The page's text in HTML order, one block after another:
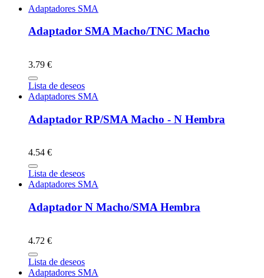
Adaptadores SMA
Adaptador SMA Macho/TNC Macho
3.79 €
Lista de deseos
Adaptadores SMA
Adaptador RP/SMA Macho - N Hembra
4.54 €
Lista de deseos
Adaptadores SMA
Adaptador N Macho/SMA Hembra
4.72 €
Lista de deseos
Adaptadores SMA